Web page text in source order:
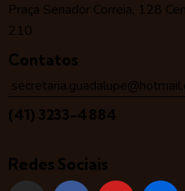
Praça Senador Correia, 128
210
Contatos
(41) 3233-4884
Redes Sociais